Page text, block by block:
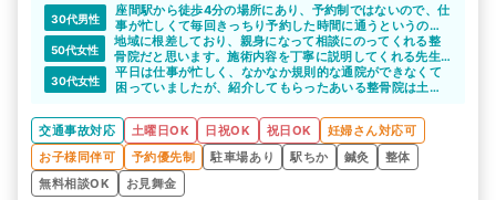
30代男性
座間駅から徒歩4分の場所にあり、予約制ではないので、仕
事が忙しくて毎回きっちり予約した時間に通うというのが
難しい私にはぴったりでした。
50代女性
地域に根差しており、親身になって相談にのってくれる整
骨院だと思います。施術内容を丁寧に説明してくれる先生
がいるので、安心して通院できるすることができす。アッ
トホームな整骨院でよいですね。
30代女性
平日は仕事が忙しく、なかなか規則的な通院ができなくて
困っていましたが、紹介してもらったあいる整骨院は土曜
また、予約制ではないので、平日の夜通院できることにな
ったら行くことも可能で、順調に通院を続けることができ
ました。
交通事故対応 土曜日OK 日祝OK 祝日OK
妊婦さん対応可
お子様同伴可
予約優先制 駐車場あり 駅ちか 鍼灸
整体
無料相談OK
お見舞金